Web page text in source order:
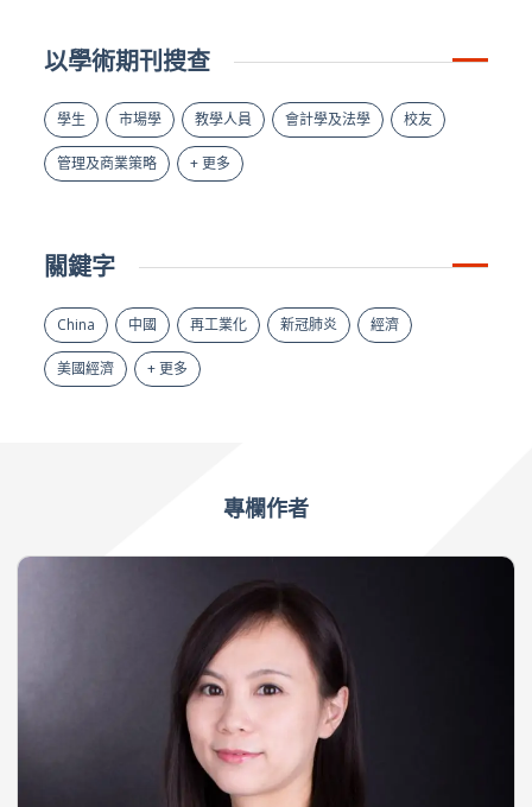
以學術期刊搜查
學生 市場學 教學人員 會計學及法學 校友
管理及商業策略 + 更多
關鍵字
China 中國 再工業化 新冠肺炎 經濟
美國經濟 + 更多
專欄作者